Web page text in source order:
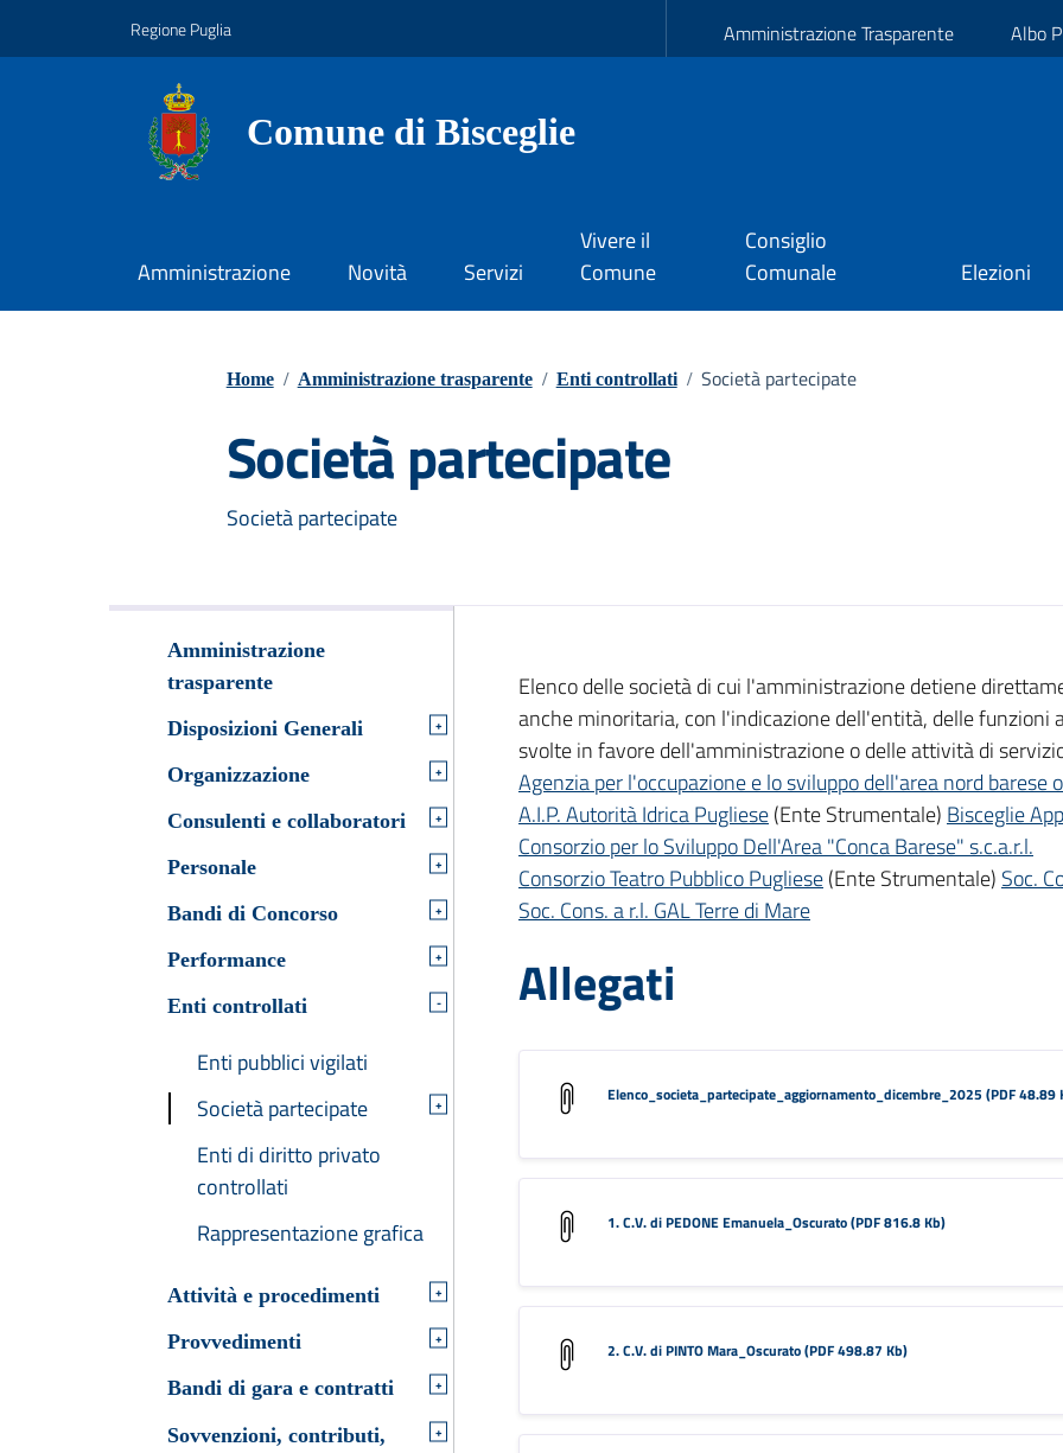
Regione Puglia Amministrazione Trasparente Albo
Comune di Bisceglie
Amministrazione Novità Servizi
Vivere il
Comune
Consiglio
Comunale
Elezioni
Home / Amministrazione trasparente / Enti controllati / Società partecipate
Società partecipate
Società partecipate
Amministrazione
trasparente
Disposizioni Generali
+
Organizzazione +
Consulenti e collaboratori +
Personale +
Bandi di Concorso +
Performance +
Enti controllati -
Enti pubblici vigilati
Società partecipate
+
Enti di diritto privato
controllati
Rappresentazione grafica
Attività e procedimenti +
Provvedimenti +
Bandi di gara e contratti +
Sovvenzioni, contributi,
+
Elenco delle società di cui l'amministrazione detiene
anche minoritaria, con l'indicazione dell'entità, delle funzioni
svolte in favore dell'amministrazione o delle attività di
Agenzia per l'occupazione e lo sviluppo dell'area nord barese
A.I.P. Autorità Idrica Pugliese(Ente Strumentale) Bisceglie
Consorzio per lo Sviluppo Dell'Area "Conca Barese" s.c.a.r.l.
Consorzio Teatro Pubblico Pugliese(Ente Strumentale) Soc.
Soc. Cons. a r.l. GAL Terre di Mare
Allegati
Elenco_societa_partecipate_aggiornamento_dicembre_2025 (PDF 48.89
1. C.V. di PEDONE Emanuela_Oscurato (PDF 816.8 Kb)
2. C.V. di PINTO Mara_Oscurato (PDF 498.87 Kb)